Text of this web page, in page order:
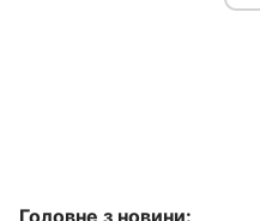
Головне з новини: